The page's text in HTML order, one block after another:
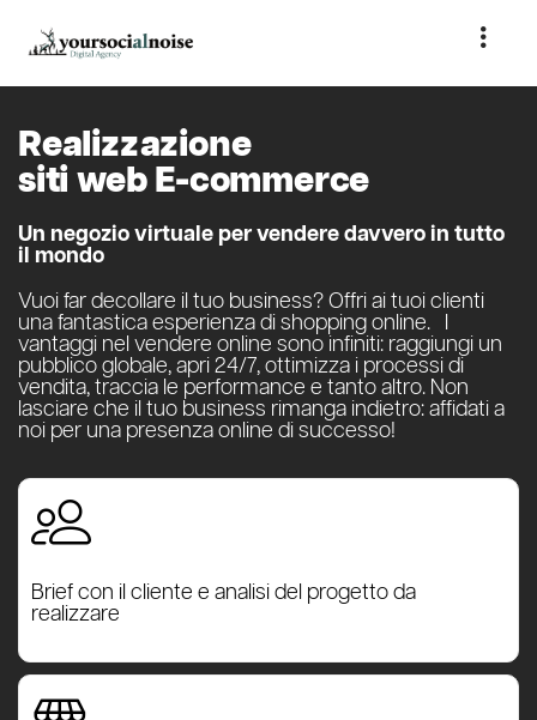
Realizzazione
siti web E-commerce
Un negozio virtuale per vendere davvero in tutto
il mondo
Vuoi far decollare il tuo business? Offri ai tuoi clienti
una fantastica esperienza di shopping online. I
vantaggi nel vendere online sono infiniti: raggiungi un
pubblico globale, apri 24/7, ottimizza i processi di
vendita, traccia le performance e tanto altro. Non
lasciare che il tuo business rimanga indietro: affidati a
noi per una presenza online di successo!
Brief con il cliente e analisi del progetto da
realizzare